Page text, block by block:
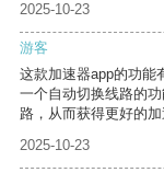
2025-10-23
游客
这款加速器app的功能
一个自动切换线路的
路，从而获得更好的加
2025-10-23